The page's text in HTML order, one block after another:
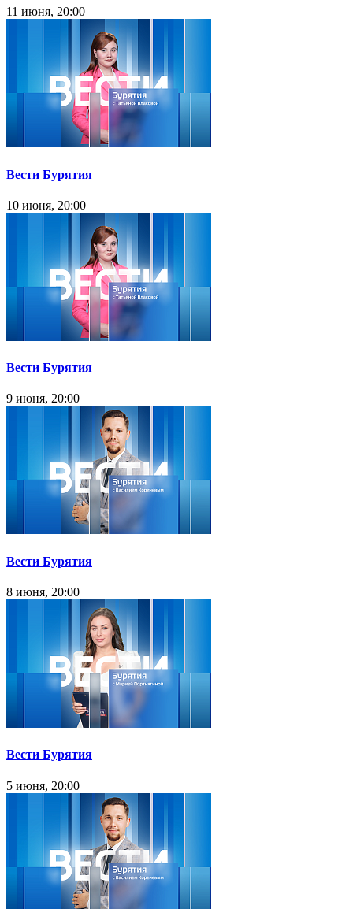
11 июня, 20:00
Вести Бурятия
10 июня, 20:00
Вести Бурятия
9 июня, 20:00
Вести Бурятия
8 июня, 20:00
Вести Бурятия
5 июня, 20:00